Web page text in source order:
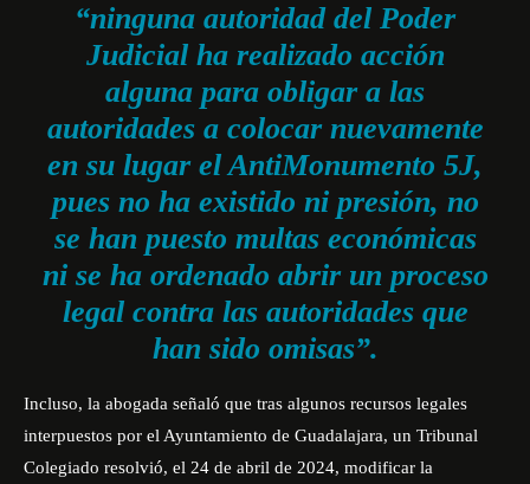
“ninguna autoridad del Poder
Judicial ha realizado acción
alguna para obligar a las
autoridades a colocar nuevamente
en su lugar el AntiMonumento 5J,
pues no ha existido ni presión, no
se han puesto multas económicas
ni se ha ordenado abrir un proceso
legal contra las autoridades que
han sido omisas”.
Incluso, la abogada señaló que tras algunos recursos legales
interpuestos por el Ayuntamiento de Guadalajara, un Tribunal
Colegiado resolvió, el 24 de abril de 2024, modificar la